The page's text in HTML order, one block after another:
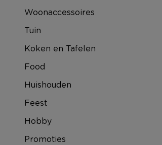
Woonaccessoires
Tuin
Koken en Tafelen
Food
Huishouden
Feest
Hobby
Promoties